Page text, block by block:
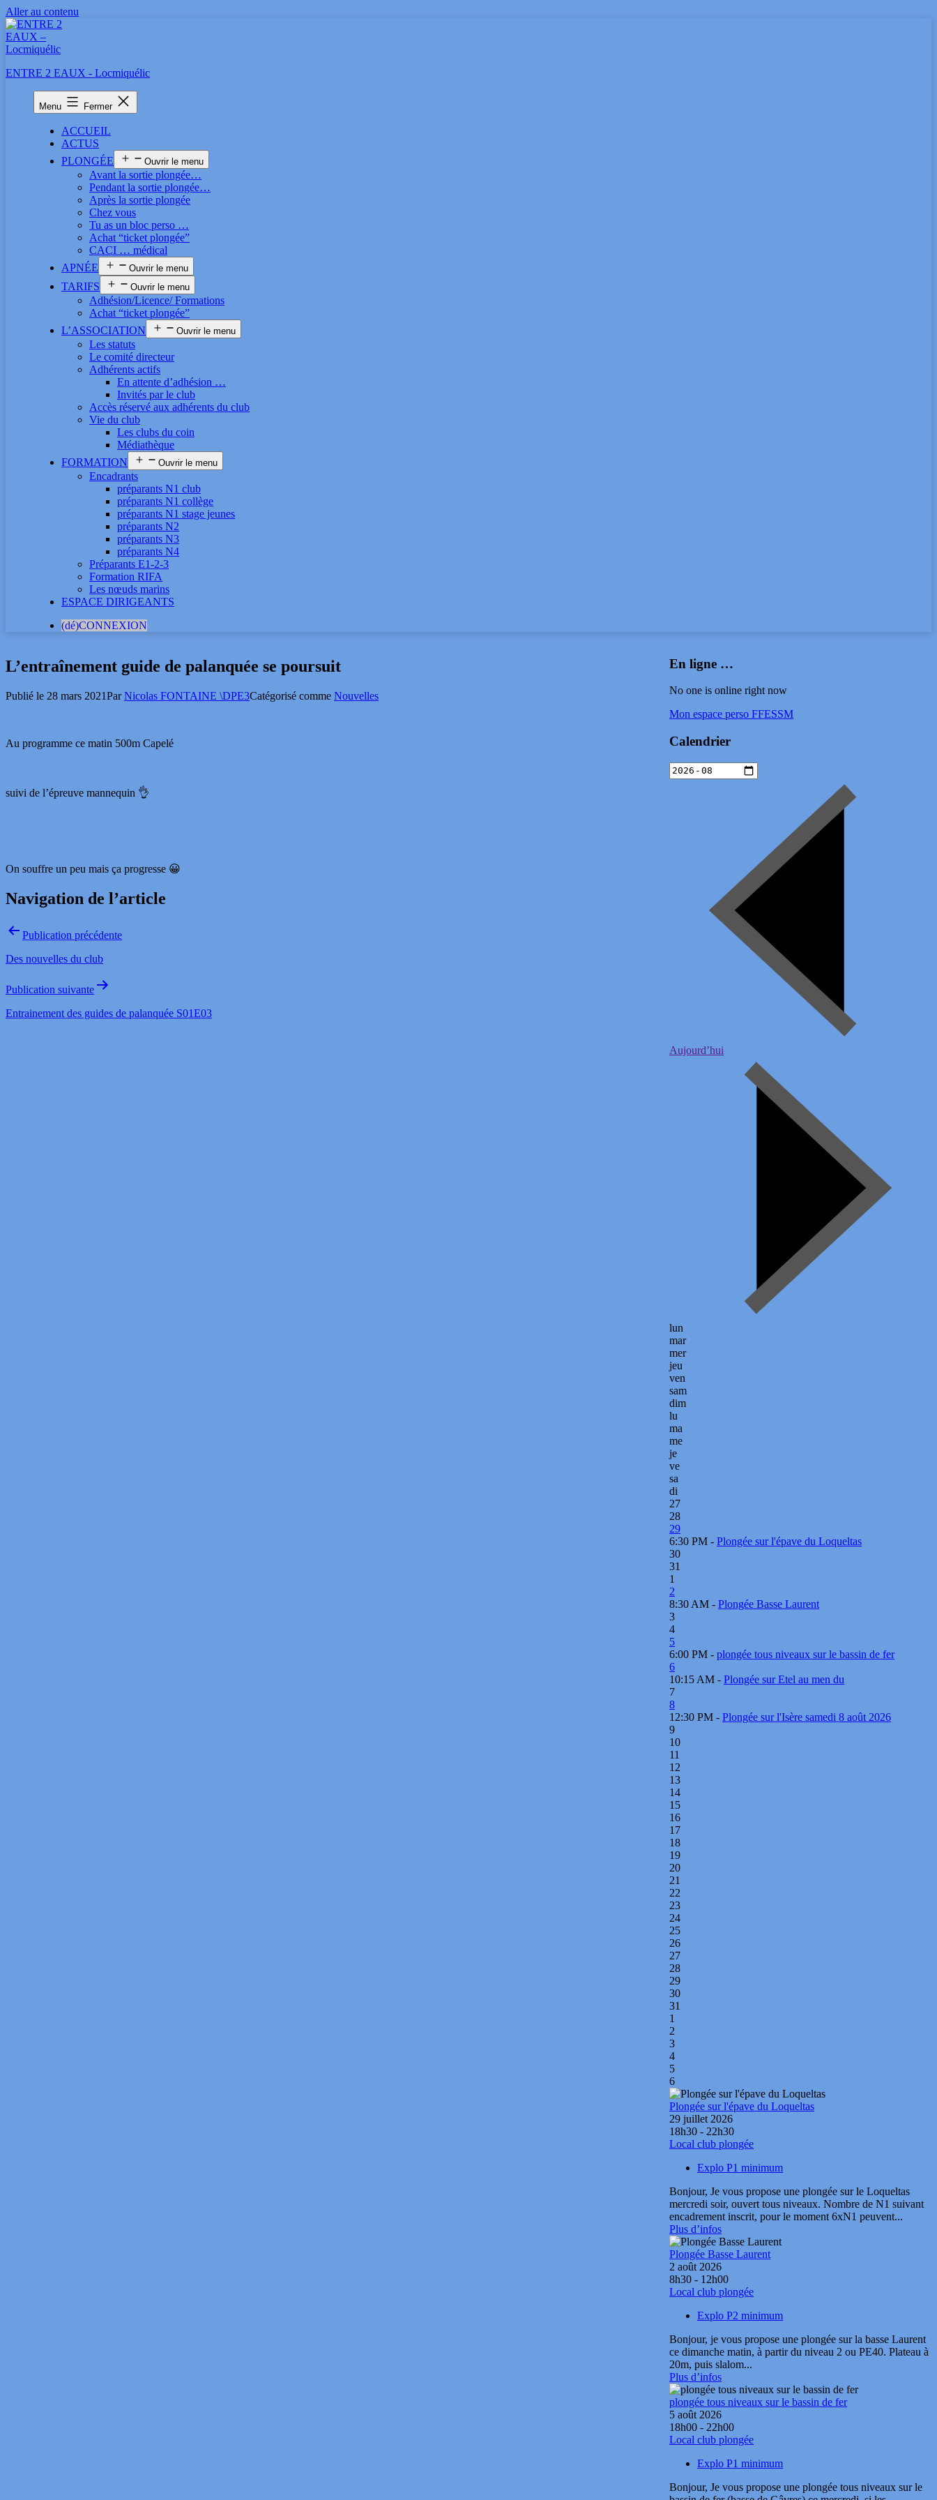
Aller au contenu
ENTRE 2 EAUX - Locmiquélic
Menu Fermer
ACCUEIL
ACTUS
PLONGÉE
Ouvrir le menu
Avant la sortie plongée…
Pendant la sortie plongée…
Après la sortie plongée
Chez vous
Tu as un bloc perso …
Achat “ticket plongée”
CACI … médical
APNÉE
Ouvrir le menu
TARIFS Ouvrir le menu
Adhésion/Licence/ Formations
Achat “ticket plongée”
L’ASSOCIATION
Ouvrir le menu
Les statuts
Le comité directeur
Adhérents actifs
En attente d’adhésion …
Invités par le club
Accès réservé aux adhérents du club
Vie du club
Les clubs du coin
Médiathèque
FORMATION
Ouvrir le menu
Encadrants
préparants N1 club
préparants N1 collège
préparants N1 stage jeunes
préparants N2
préparants N3
préparants N4
Préparants E1-2-3
Formation RIFA
Les nœuds marins
ESPACE DIRIGEANTS
(dé)CONNEXION
L’entraînement guide de palanquée se poursuit
Publié le 28 mars 2021ParNicolas FONTAINE \DPE3Catégorisé comme Nouvelles
Au programme ce matin 500m Capelé
suivi de l’épreuve mannequin 👌
On souffre un peu mais ça progresse 😀
Navigation de l’article
Publication précédente
Des nouvelles du club
Publication suivante
Entrainement des guides de palanquée S01E03
En ligne …
No one is online right now
Mon espace perso FFESSM
Calendrier
Aujourd’hui
lun
mar
mer
jeu
ven
sam
dim
lu
ma
me
je
ve
sa
di
27
28
29
6:30 PM -Plongée sur l'épave du Loqueltas
30
31
1
2
8:30 AM -Plongée Basse Laurent
3
4
5
6:00 PM -plongée tous niveaux sur le bassin de fer
6
10:15 AM -Plongée sur Etel au men du
7
8
12:30 PM -Plongée sur l'Isère samedi 8 août 2026
9
10
11
12
13
14
15
16
17
18
19
20
21
22
23
24
25
26
27
28
29
30
31
1
2
3
4
5
6
Plongée sur l'épave du Loqueltas
29 juillet 2026
18h30 - 22h30
Local club plongée
Explo P1 minimum
Bonjour, Je vous propose une plongée sur le Loqueltas
mercredi soir, ouvert tous niveaux. Nombre de N1 suivant
encadrement inscrit, pour le moment 6xN1 peuvent...
Plus d’infos
Plongée Basse Laurent
2 août 2026
8h30 - 12h00
Local club plongée
Explo P2 minimum
Bonjour, je vous propose une plongée sur la basse Laurent
ce dimanche matin, à partir du niveau 2 ou PE40. Plateau à
20m, puis slalom...
Plus d’infos
plongée tous niveaux sur le bassin de fer
5 août 2026
18h00 - 22h00
Local club plongée
Explo P1 minimum
Bonjour, Je vous propose une plongée tous niveaux sur le